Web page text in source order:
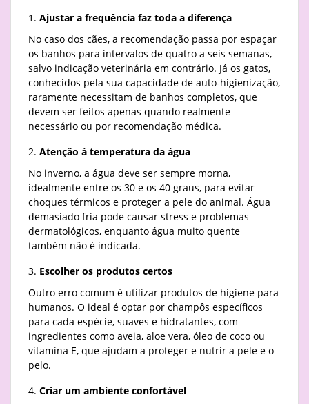
Ajustar a frequência faz toda a diferença
No caso dos cães, a recomendação passa por espaçar
os banhos para intervalos de quatro a seis semanas,
salvo indicação veterinária em contrário. Já os gatos,
conhecidos pela sua capacidade de auto-higienização,
raramente necessitam de banhos completos, que
devem ser feitos apenas quando realmente
necessário ou por recomendação médica.
Atenção à temperatura da água
No inverno, a água deve ser sempre morna,
idealmente entre os 30 e os 40 graus, para evitar
choques térmicos e proteger a pele do animal. Água
demasiado fria pode causar stress e problemas
dermatológicos, enquanto água muito quente
também não é indicada.
Escolher os produtos certos
Outro erro comum é utilizar produtos de higiene para
humanos. O ideal é optar por champôs específicos
para cada espécie, suaves e hidratantes, com
ingredientes como aveia, aloe vera, óleo de coco ou
vitamina E, que ajudam a proteger e nutrir a pele e o
pelo.
Criar um ambiente confortável